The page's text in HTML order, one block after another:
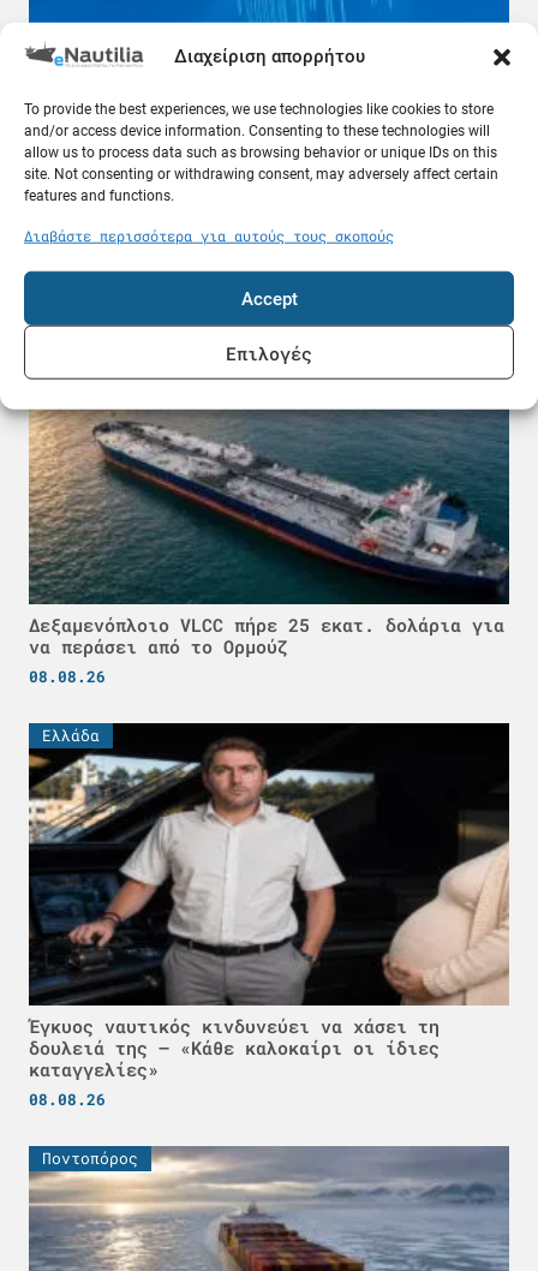
Διαχείριση απορρήτου
To provide the best experiences, we use technologies like cookies to store
and/or access device information. Consenting to these technologies will
allow us to process data such as browsing behavior or unique IDs on this
site. Not consenting or withdrawing consent, may adversely affect certain
features and functions.
Διαβάστε περισσότερα για αυτούς τους σκοπούς
Accept
Επιλογές
Τι γίνεται σε περίπτωση σεισμού στη θάλασσα
ενώ βρισκόμαστε στο πλοίο; Χρήσιμες
ερωτήσεις και απαντήσεις
09.08.26
Κόσμος
Δεξαμενόπλοιο VLCC πήρε 25 εκατ. δολάρια για
να περάσει από το Ορμούζ
08.08.26
Ελλάδα
Έγκυος ναυτικός κινδυνεύει να χάσει τη
δουλειά της – «Κάθε καλοκαίρι οι ίδιες
καταγγελίες»
08.08.26
Ποντοπόρος